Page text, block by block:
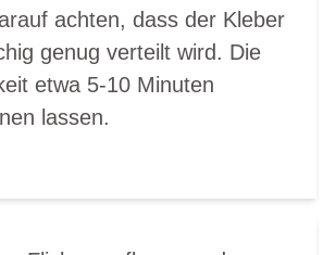
achten, dass der Kleber
genug verteilt wird. Die
etwa 5-10 Minuten
lassen.